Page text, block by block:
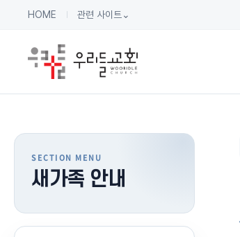
HOME 관련 사이트 ⌄
새가족 안내